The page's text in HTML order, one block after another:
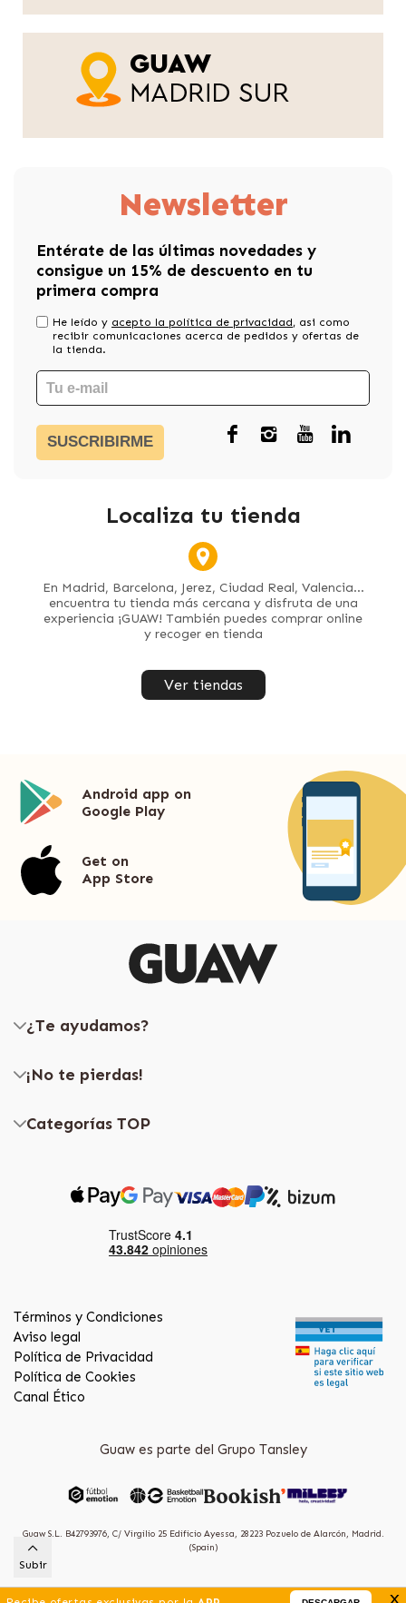
Newsletter
Entérate de las últimas novedades y
consigue un 15% de descuento en tu
primera compra
He leído y acepto la política de privacidad, asi como
recibir comunicaciones acerca de pedidos y ofertas de
la tienda.
SUSCRIBIRME
Localiza tu tienda
En Madrid, Barcelona, Jerez, Ciudad Real, Valencia...
encuentra tu tienda más cercana y disfruta de una
experiencia ¡GUAW! También puedes comprar online
y recoger en tienda
Ver tiendas
x
Android app on
Google Play
Get on
App Store
¿Te ayudamos?
¡No te pierdas!
Categorías TOP
Términos y Condiciones
Aviso legal
Política de Privacidad
Política de Cookies
Canal Ético
Guaw es parte del Grupo Tansley
Guaw S.L. B42793976, C/ Virgilio 25 Edificio Ayessa, 28223 Pozuelo de Alarcón, Madrid.
(Spain)
Subir